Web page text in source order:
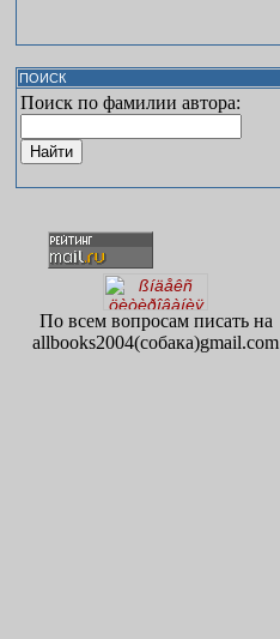
ПОИСК
Поиск по фамилии автора:
По всем вопросам писать на
allbooks2004(собака)gmail.com